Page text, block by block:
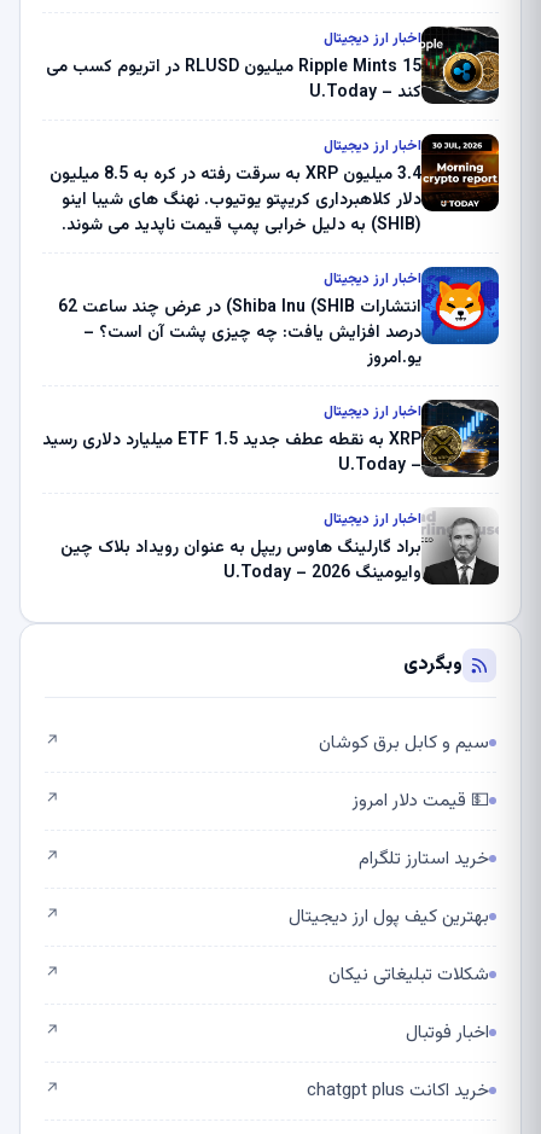
اخبار ارز دیجیتال
Ripple Mints 15 میلیون RLUSD در اتریوم کسب می
کند – U.Today
اخبار ارز دیجیتال
3.4 میلیون XRP به سرقت رفته در کره به 8.5 میلیون
دلار کلاهبرداری کریپتو یوتیوب. نهنگ های شیبا اینو
(SHIB) به دلیل خرابی پمپ قیمت ناپدید می شوند.
ثبت کرد – گزارش کریپتو صبح – U.Today
اخبار ارز دیجیتال
انتشارات Shiba Inu (SHIB) در عرض چند ساعت 62
درصد افزایش یافت: چه چیزی پشت آن است؟ –
یو.امروز
اخبار ارز دیجیتال
XRP به نقطه عطف جدید ETF 1.5 میلیارد دلاری رسید
– U.Today
اخبار ارز دیجیتال
براد گارلینگ هاوس ریپل به عنوان رویداد بلاک چین
وایومینگ 2026 – U.Today
وبگردی
سیم و کابل برق کوشان ↗
💵 قیمت دلار امروز ↗
خرید استارز تلگرام ↗
بهترین کیف پول ارز دیجیتال ↗
شکلات تبلیغاتی نیکان ↗
اخبار فوتبال ↗
خرید اکانت chatgpt plus ↗